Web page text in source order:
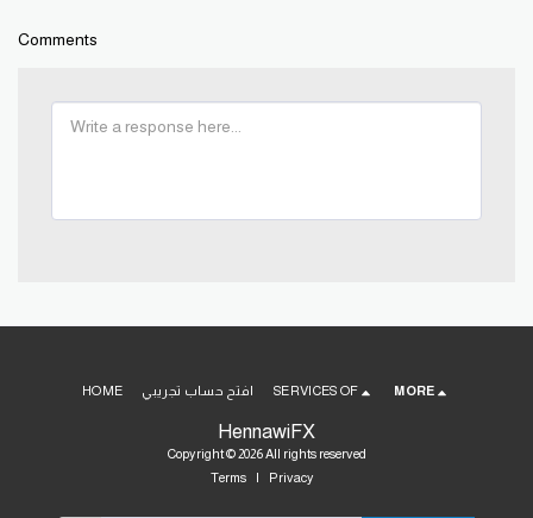
Comments
HennawiFX
Copyright © 2026 All rights reserved
Terms| Privacy
HOME افتح حساب تجريبي SERVICES OF MORE